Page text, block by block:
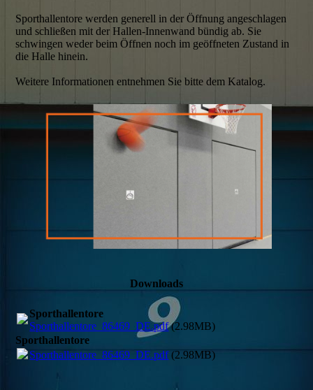
Sporthallentore werden generell in der Öffnung angeschlagen
und schließen mit der Hallen-Innenwand bündig ab. Sie
schwingen weder beim Öffnen noch im geöffneten Zustand in
die Halle hinein.
Weitere Informationen entnehmen Sie bitte dem Katalog.
Downloads
Sporthallentore
Sporthallentore_86469_DE.pdf(2.98MB)
Sporthallentore
Sporthallentore_86469_DE.pdf(2.98MB)